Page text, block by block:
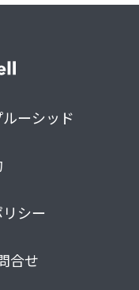
ーシッド
シー
合せ